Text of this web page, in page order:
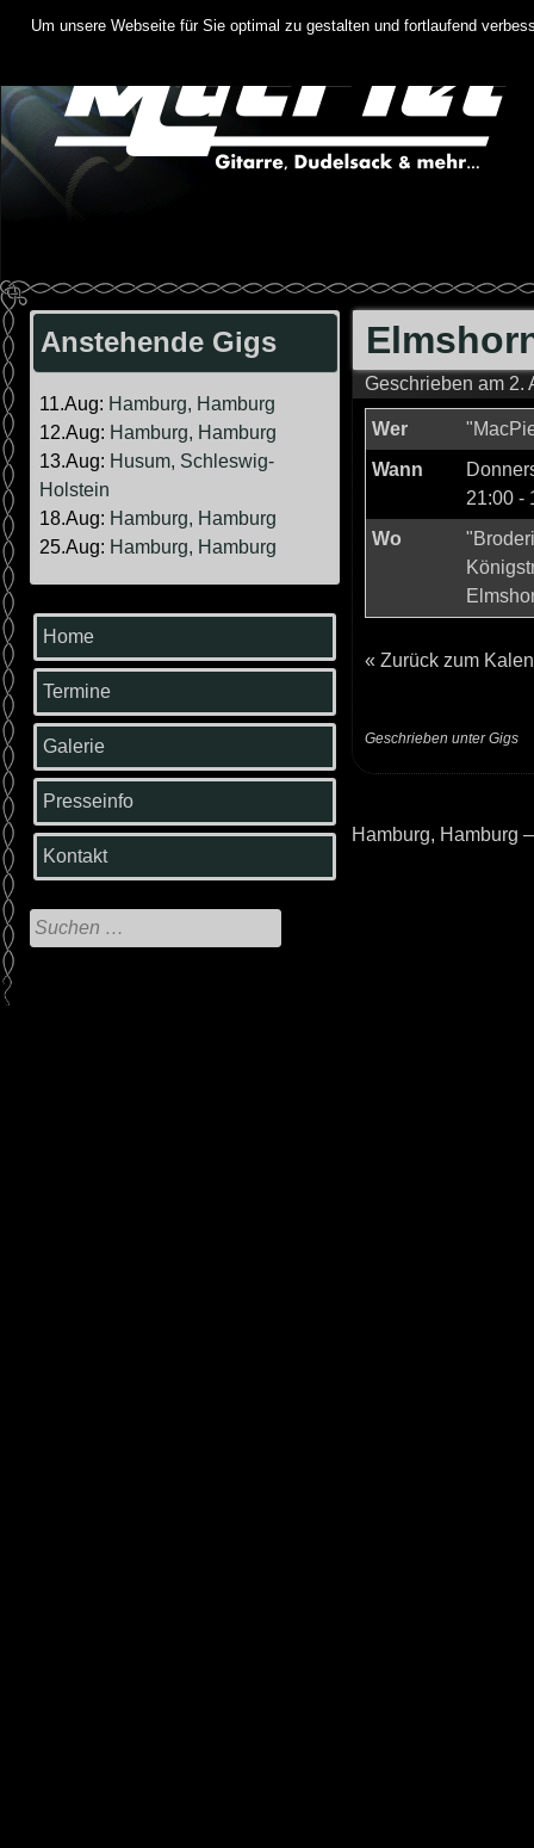
Anstehende Gigs
11.Aug: Hamburg, Hamburg
12.Aug: Hamburg, Hamburg
13.Aug: Husum, Schleswig-
Holstein
18.Aug: Hamburg, Hamburg
25.Aug: Hamburg, Hamburg
Home
Termine
Galerie
Presseinfo
Kontakt
Suche
nach:
Geschrieben am 2.
Wer
Wann
21:00 -
Wo
« Zurück zum
Geschrieben unterGigs
Beitrags-
Hamburg, Hamburg
Um unsere Webseite für Sie optimal zu gestalten und fortlaufend